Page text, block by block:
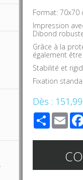
Format: 70x70
Impression
Dibond
Grâce à la
également
Stabilité et
Fixation
Dès :
Share